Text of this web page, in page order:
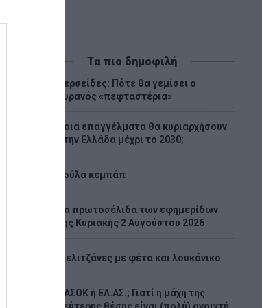
Τα πιο δημοφιλή
Περσείδες: Πότε θα γεμίσει ο
ουρανός «πεφταστέρια»
Ποια επαγγέλματα θα κυριαρχήσουν
στην Ελλάδα μέχρι το 2030;
Λούλα κεμπάπ
Tα πρωτοσέλιδα των εφημερίδων
της Κυριακής 2 Αυγούστου 2026
Μελιτζάνες με φέτα και λουκάνικο
ΠΑΣΟΚ ή ΕΛ.ΑΣ.; Γιατί η μάχη της